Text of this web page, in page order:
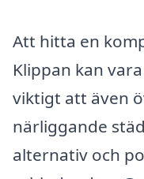
Att hitta en
Klippan kan
viktigt att även
närliggande
alternativ och